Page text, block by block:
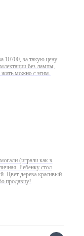
10700, за такую цену
без лампы,
жить можно с этим.
(играли как в
Ребенку стол
Цвет дерева красивый
продавцу!